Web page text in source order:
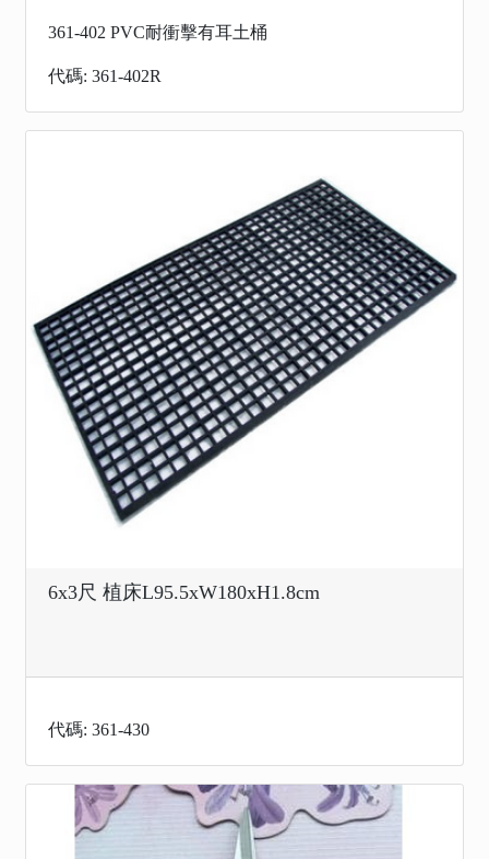
361-402 PVC耐衝擊有耳土桶
代碼: 361-402R
6x3尺 植床L95.5xW180xH1.8cm
代碼: 361-430